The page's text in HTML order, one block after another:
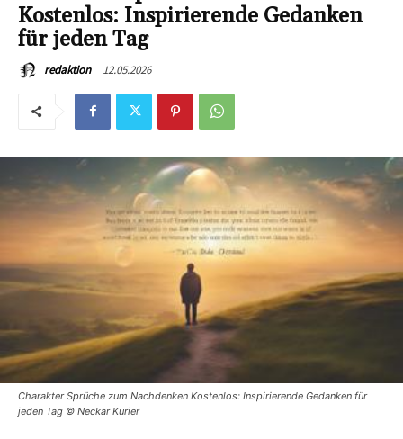
Kostenlos: Inspirierende Gedanken
für jeden Tag
redaktion 12.05.2026
Charakter Sprüche zum Nachdenken Kostenlos: Inspirierende Gedanken für
jeden Tag © Neckar Kurier